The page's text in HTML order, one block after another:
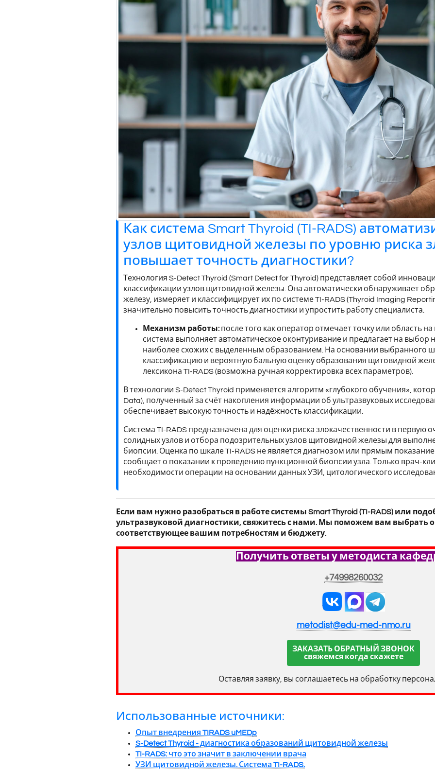
Как система Smart Thyroid (TI-RADS)
узлов щитовидной железы по уровню риска
повышает точность диагностики?
Технология S-Detect Thyroid (Smart Detect for Thyroid) представляет собой
классификации узлов щитовидной железы. Она автоматически обнаруживает
железу, измеряет и классифицирует их по системе TI-RADS (Thyroid Imaging
значительно повысить точность диагностики и упростить работу специалиста.
Механизм работы: после того как оператор отмечает точку или область
система выполняет автоматическое оконтуривание и предлагает на
наиболее схожих с выделенным образованием. На основании выбранного
классификацию и вероятную бальную оценку образования щитовидной
лексикона TI-RADS (возможна ручная корректировка всех параметров).
В технологии S-Detect Thyroid применяется алгоритм «глубокого обучения»,
Data), полученный за счёт накопления информации об ультразвуковых
обеспечивает высокую точность и надёжность классификации.
Система TI-RADS предназначена для оценки риска злокачественности в
солидных узлов и отбора подозрительных узлов щитовидной железы для
биопсии. Оценка по шкале TI-RADS не является диагнозом или прямым
сообщает о показании к проведению пункционной биопсии узла. Только врач-
необходимости операции на основании данных УЗИ, цитологического
Если вам нужно разобраться в работе системы Smart Thyroid (TI-RADS) или
ультразвуковой диагностики, свяжитесь с нами. Мы поможем вам выбрать
соответствующее вашим потребностям и бюджету.
Получить ответы у методиста
+74998260032
metodist@edu-med-nmo.ru
ЗАКАЗАТЬ ОБРАТНЫЙ ЗВОНОК
свяжемся когда скажете
Оставляя заявку, вы соглашаетесь на обработку
Использованные источники:
Опыт внедрения TIRADS uMEDp
S-Detect Thyroid - диагностика образований щитовидной железы
TI-RADS: что это значит в заключении врача
УЗИ щитовидной железы. Система TI-RADS.